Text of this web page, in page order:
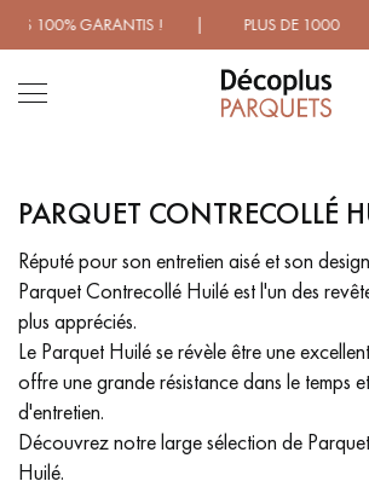
MODÈLES À DÉCOUVRIR EN
LES RECHERCHES LES PLUS
PARQUET MASSIF
SOL PLAQUÉ BOIS VERITABLES
PARQUET EN BOIS EXOTIQUE
PARQUET CONTRECOLLÉ
Réputé pour son entretien aisé et son
Parquet Contrecollé Huilé est l'un des
plus appréciés.
Le Parquet Huilé se révèle être une
offre une grande résistance dans le temps
d'entretien.
Découvrez notre large sélection de
Huilé.